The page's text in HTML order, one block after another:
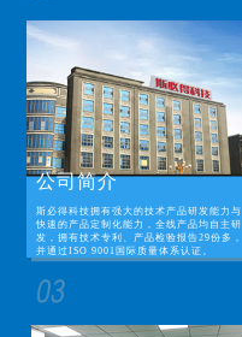
公司简介
斯必得科技拥有强大的技术产品研发能力与
快速的产品定制化能力，全线产品均自主研
发，拥有技术专利、产品检验报告29份多，
并通过ISO 9001国际质量体系认证。